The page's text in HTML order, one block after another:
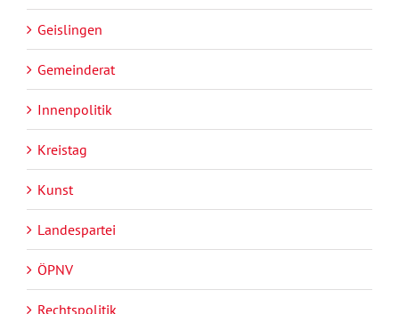
Geislingen
Gemeinderat
Innenpolitik
Kreistag
Kunst
Landespartei
ÖPNV
Rechtspolitik